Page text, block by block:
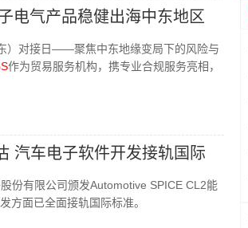
电气产品稳健出海中东地区
）对接日——聚焦中东地缘变局下的风险与
作为贸易服务机构，携专业合规服务亮相，
汽车电子软件开发接轨国际
份有限公司颁发Automotive SPICE CL2能
方面已全面接轨国际标准。